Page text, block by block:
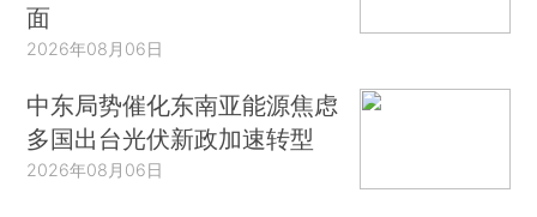
面
2026年08月06日
中东局势催化东南亚能源焦虑
多国出台光伏新政加速转型
2026年08月06日